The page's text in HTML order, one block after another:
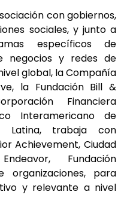
con gobiernos,
sociales, y junto a
específicos de
negocios y redes de
global, la Compañía
la Fundación Bill &
Financiera
Interamericano de
Latina, trabaja con
Achievement, Ciudad
Fundación
organizaciones, para
y relevante a nivel